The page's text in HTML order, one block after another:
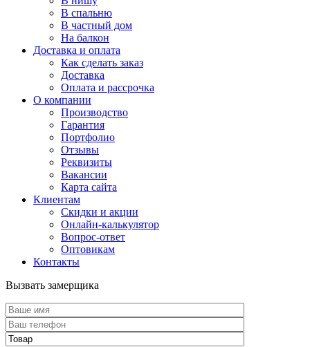
В спальню
В частный дом
На балкон
Доставка и оплата
Как сделать заказ
Доставка
Оплата и рассрочка
О компании
Производство
Гарантия
Портфолио
Отзывы
Реквизиты
Вакансии
Карта сайта
Клиентам
Скидки и акции
Онлайн-калькулятор
Вопрос-ответ
Оптовикам
Контакты
Вызвать замерщика